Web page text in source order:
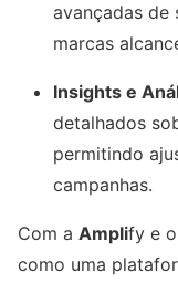
avançadas de
marcas
Insights e
detalhados
permitindo
campanhas.
Com a Amplify e
como uma